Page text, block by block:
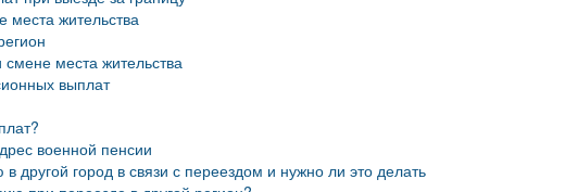
места жительства
места жительства
выплат
военной пенсии
другой город в связи с переездом и нужно ли это делать